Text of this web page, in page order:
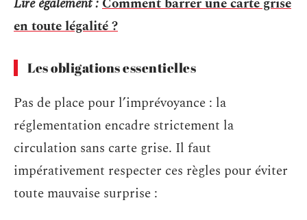
en toute légalité ?
Les obligations essentielles
Pas de place pour l’imprévoyance : la
réglementation encadre strictement la
circulation sans carte grise. Il faut
impérativement respecter ces règles pour éviter
toute mauvaise surprise :